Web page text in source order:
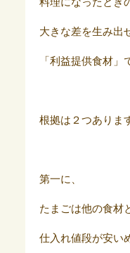
大きな差を生み出
「利益提供食材」
根拠は２つありま
第一に、
たまごは他の食材
仕入れ値段が安い